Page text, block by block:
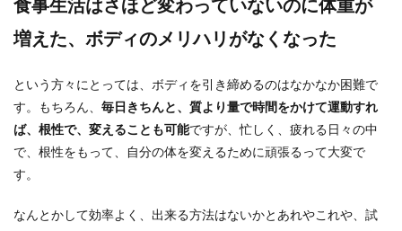
食事生活はさほど変わっていないのに体重が
増えた、ボディのメリハリがなくなった
という方々にとっては、ボディを引き締めるのはなかなか困難で
す。もちろん、 毎日きちんと、質より量で時間をかけて運動すれ
ば、根性で、変えることも可能ですが、忙しく、疲れる日々の中
で、根性をもって、自分の体を変えるために頑張るって大変で
す。
なんとかして効率よく、出来る方法はないかとあれやこれや、試